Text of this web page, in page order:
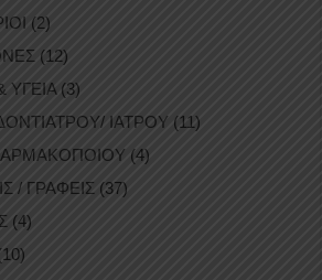
(2)
(12)
ΥΓΕΙΑ(3)
ΙΑΤΡΟΥ (11)
(4)
/ ΓΡΑΦΕΙΣ (37)
(4)